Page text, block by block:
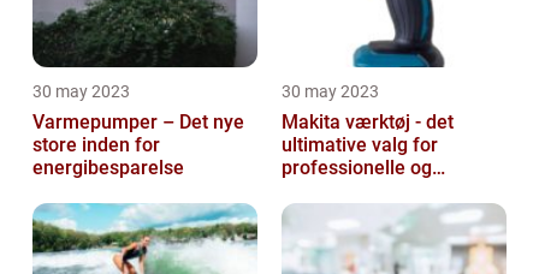
30 may 2023
Varmepumper – Det nye
store inden for
energibesparelse
30 may 2023
Makita værktøj - det
ultimative valg for
professionelle og
selv'ere